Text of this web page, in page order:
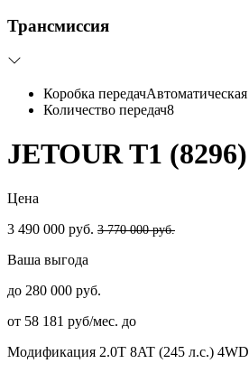
Трансмиссия
Коробка передачАвтоматическая
Количество передач8
JETOUR T1 (8296)
Цена
3 490 000 руб. 3 770 000 руб.
Ваша выгода
до 280 000 руб.
от 58 181 руб/мес. до
Модификация 2.0T 8AT (245 л.с.) 4WD